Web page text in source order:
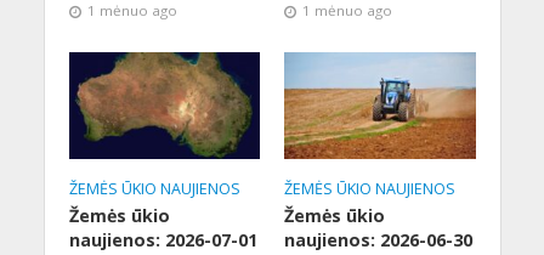
1 mėnuo ago 1 mėnuo ago
ŽEMĖS ŪKIO NAUJIENOS
Žemės ūkio
naujienos: 2026-07-01
ŽEMĖS ŪKIO NAUJIENOS
Žemės ūkio
naujienos: 2026-06-30